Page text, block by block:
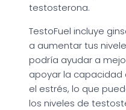
testosterona.
TestoFuel incluye
a aumentar tus
podría ayudar a
apoyar la
el estrés, lo que
los niveles de